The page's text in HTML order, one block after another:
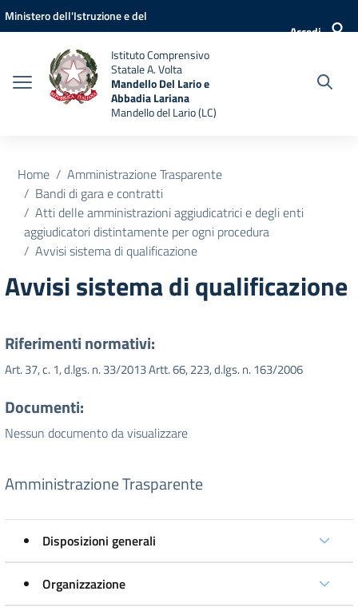
Vai ai contenuti
Vai al menu di navigazione
Vai al footer
Ministero dell'Istruzione e del
Accedi
Istituto Comprensivo
Statale A. Volta
Mandello Del Lario e
Abbadia Lariana
Mandello del Lario (LC)
Home
Amministrazione Trasparente
Bandi di gara e contratti
Atti delle amministrazioni aggiudicatrici e degli enti
aggiudicatori distintamente per ogni procedura
Avvisi sistema di qualificazione
Avvisi sistema di qualificazione
Riferimenti normativi:
Art. 37, c. 1, d.lgs. n. 33/2013 Artt. 66, 223, d.lgs. n. 163/2006
Documenti:
Nessun documento da visualizzare
Amministrazione Trasparente
Disposizioni generali
Organizzazione